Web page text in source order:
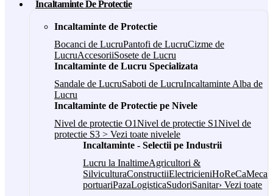
Incaltaminte De Protectie
Incaltaminte de Protectie
Bocanci de LucruPantofi de LucruCizme de
LucruAccesoriiSosete de Lucru
Incaltaminte de Lucru Specializata
Sandale de LucruSaboti de LucruIncaltaminte Alba de
Lucru
Incaltaminte de Protectie pe Nivele
Nivel de protectie O1Nivel de protectie S1Nivel de
protectie S3 > Vezi toate nivelele
Incaltaminte - Selectii pe Industrii
Lucru la InaltimeAgricultori &
SilviculturaConstructiiElectricieniHoReCa
portuariPazaLogisticaSudoriSanitar› Vezi toate